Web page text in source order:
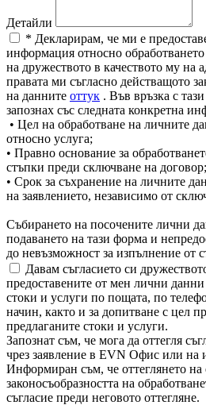
Детайли
* Декларирам, че ми е
информация относно
на дружеството в качеството му на
правата ми съгласно действащото
на данните оттук . Във връзка с
запознах със следната конкретна
• Цел на обработване на личните
относно услуга;
• Правно основание за
стъпки преди сключване на договор;
• Срок за съхранение на личните
на заявлението, независимо от
Събирането на посочените лични
подаването на тази форма и
до невъзможност за изпълнение от
Давам съгласието си
предоставените от мен лични
стоки и услуги по пощата, по
начин, както и за допитване с цел
предлаганите стоки и услуги.
Запознат съм, че мога да оттегля
чрез заявление в EVN Офис или на
Информиран съм, че оттеглянето на
законосъобразността на
съгласие преди неговото оттегляне.